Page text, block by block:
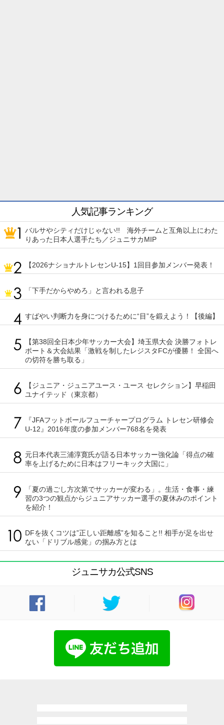
人気記事ランキング
バルサやシティだけじゃない!! 海外チームと互角以上にわた
りあった日本人選手たち／ジュニサカMIP
【2026ナショナルトレセンU-15】1回目参加メンバー発表！
「下手だからやめろ」と言われる息子
すばやい判断力を身につけるために“目”を鍛えよう！【後編】
【第38回全日本少年サッカー大会】埼玉県大会 決勝フォトレ
ポート＆大会結果「激戦を制したレジスタFCが優勝！ 全国へ
の切符を勝ち取る」
【ジュニア・ジュニアユース・ユース セレクション】早稲田
ユナイテッド（東京都）
『JFAフットボールフューチャープログラム トレセン研修会
U-12』2016年度の参加メンバー768名を発表
元日本代表三浦淳寛氏が語る日本サッカー強化論「得点の確
率を上げるために日本はフリーキック大国に」
「夏の過ごし方次第でサッカーが変わる」。生活・食事・練
習の3つの観点からジュニアサッカー選手の夏休みのポイント
を紹介！
DFを抜くコツは”正しい距離感”を知ること!! 相手が足を出せ
ない「ドリブル感覚」の掴み方とは
ジュニサカ公式SNS